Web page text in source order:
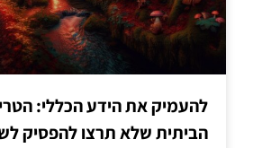
להעמיק את הידע הכללי:
הביתית שלא תרצו להפסיק